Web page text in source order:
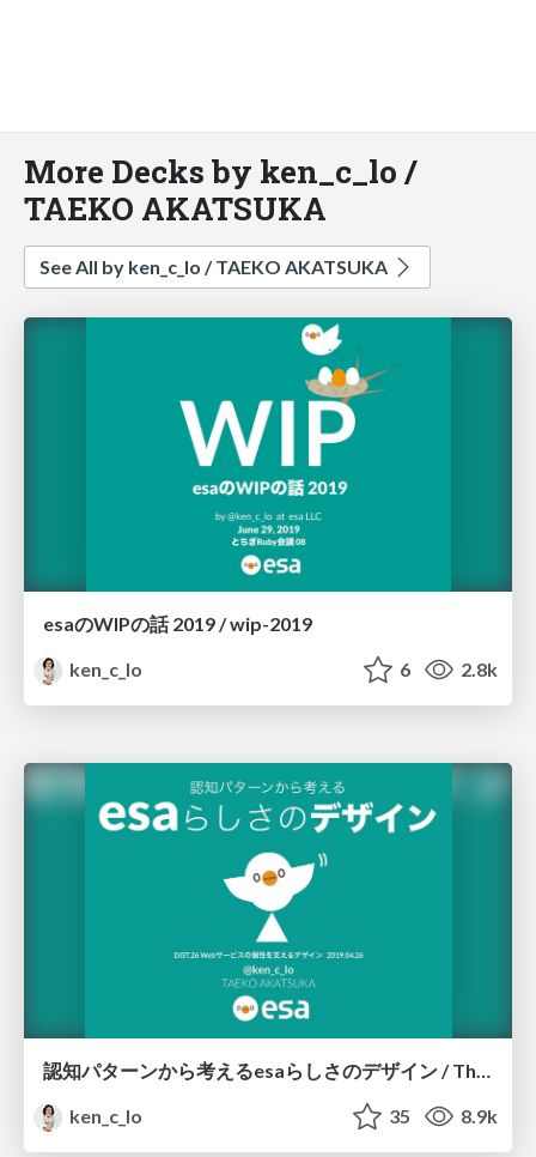
More Decks by ken_c_lo /
TAEKO AKATSUKA
See All by ken_c_lo / TAEKO AKATSUKA
esaのWIPの話 2019 / wip-2019
ken_c_lo
6 2.8k
ken_c_lo
35 8.9k